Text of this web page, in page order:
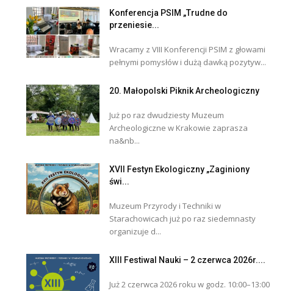
Konferencja PSIM „Trudne do
przeniesie...
Wracamy z VIII Konferencji PSIM z głowami
pełnymi pomysłów i dużą dawką pozytyw...
20. Małopolski Piknik Archeologiczny
Już po raz dwudziesty Muzeum
Archeologiczne w Krakowie zaprasza
na&nb...
XVII Festyn Ekologiczny „Zaginiony
świ...
Muzeum Przyrody i Techniki w
Starachowicach już po raz siedemnasty
organizuje d...
XIII Festiwal Nauki – 2 czerwca 2026r....
Już 2 czerwca 2026 roku w godz. 10:00–13:00